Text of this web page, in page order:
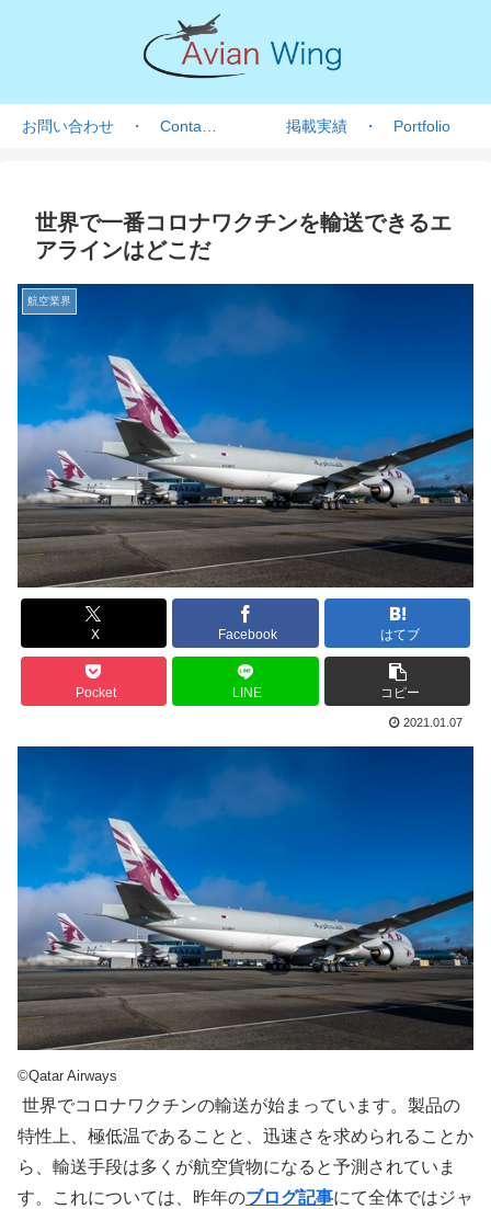
掲載実績 ・ Portfolio
世界で一番コロナワクチンを輸送できるエ
アラインはどこだ
航空業界
X Facebook はてブ
Pocket LINE コピー
2021.01.07
©Qatar Airways
世界でコロナワクチンの輸送が始まっています。製品の
特性上、極低温であることと、迅速さを求められることか
ら、輸送手段は多くが航空貨物になると予測されていま
す。これについては、昨年のブログ記事にて全体ではジャ